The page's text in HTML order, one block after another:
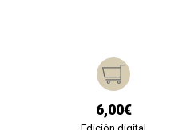
6,00€